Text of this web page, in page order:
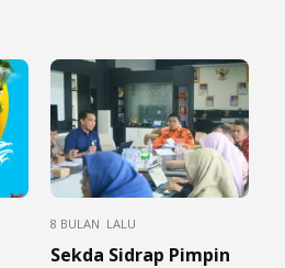
8 BULAN LALU
Sekda Sidrap Pimpin